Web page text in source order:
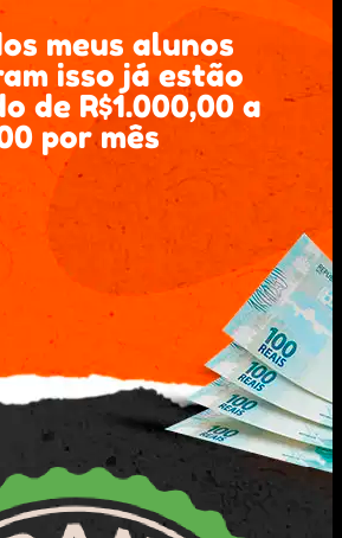
meus alunos
isso já estão
de R$1.000,00 a
por mês